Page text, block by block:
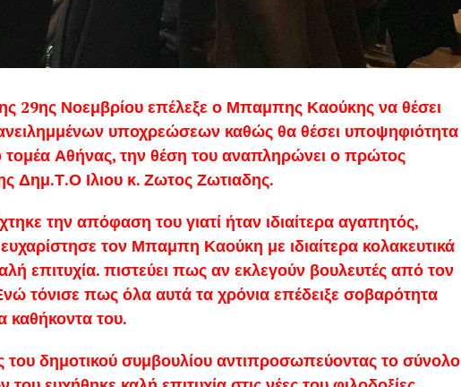
29ης Νοεμβρίου επέλεξε ο Μπαμπης Καούκης να θέσει
υποχρεώσεων καθώς θα θέσει υποψηφιότητα
τομέα Αθήνας, την θέση του αναπληρώνει ο πρώτος
Δημ.Τ.Ο Ιλιου κ. Ζωτος Ζωτιαδης.
την απόφαση του γιατί ήταν ιδιαίτερα αγαπητός,
τον Μπαμπη Καούκη με ιδιαίτερα κολακευτικά
επιτυχία. πιστεύει πως αν εκλεγούν βουλευτές από τον
τόνισε πως όλα αυτά τα χρόνια επέδειξε σοβαρότητα
καθήκοντα του.
του δημοτικού συμβουλίου αντιπροσωπεύοντας το σύνολο